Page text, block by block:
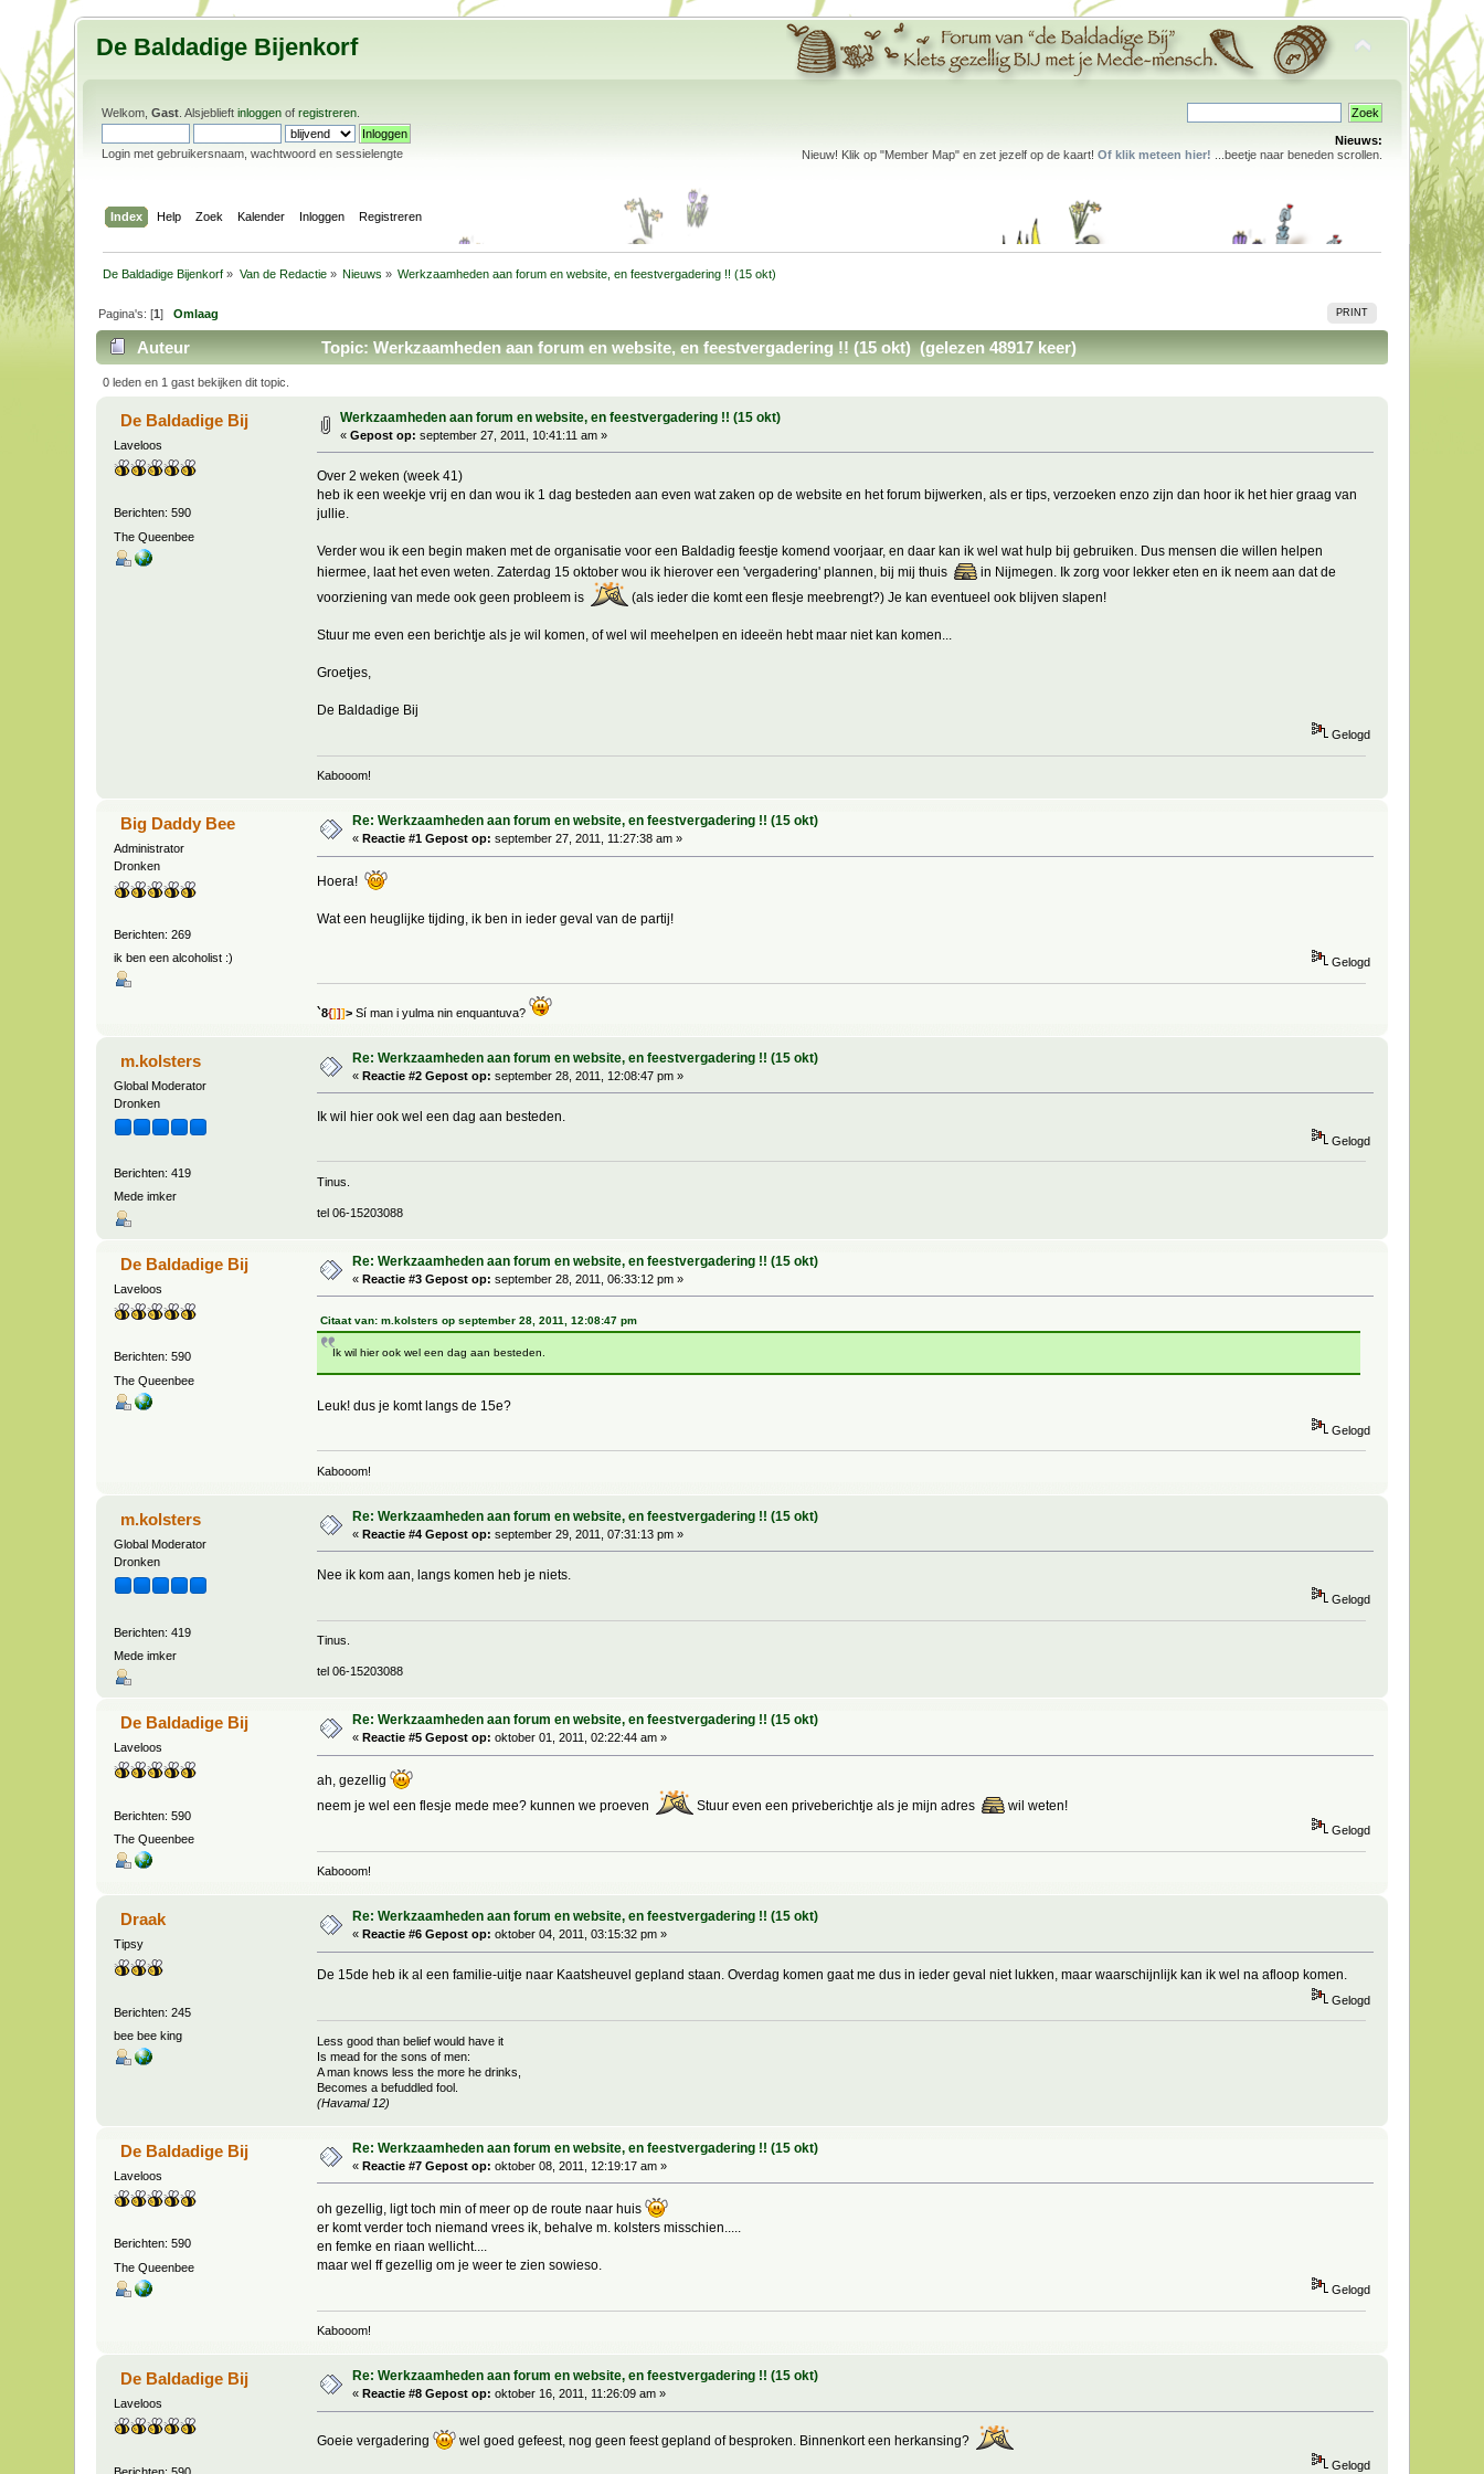
De Baldadige Bijenkorf
Welkom,Gast . Alsjeblieftinloggen ofregistreren
Login met gebruikersnaam, wachtwoord en sessielengte
Nieuws:
Nieuw! Klik op "Member Map" en zet jezelf op de kaart! Of klik meteen hier! ...beetje naar beneden scrollen.
Index Help Zoek Kalender Inloggen Registreren
De Baldadige Bijenkorf » Van de Redactie» Nieuws » Werkzaamheden aan forum en website, en feestvergadering !! (15 okt)
PRINT
Pagina's: [1]Omlaag
Auteur Topic: Werkzaamheden aan forum en website, en feestvergadering !! (15 okt) (gelezen 48917 keer)
0 leden en 1 gast bekijken dit topic.
De Baldadige Bij
Laveloos
Berichten: 590
The Queenbee
Werkzaamheden aan forum en website, en feestvergadering !! (15 okt)
«Gepost op: september 27, 2011, 10:41:11 am »
Over 2 weken (week 41)
heb ik een weekje vrij en dan wou ik 1 dag besteden aan even wat zaken op de website en het forum bijwerken, als er tips, verzoeken enzo zijn dan hoor ik het hier graag van
jullie.
Verder wou ik een begin maken met de organisatie voor een Baldadig feestje komend voorjaar, en daar kan ik wel wat hulp bij gebruiken. Dus mensen die willen helpen
hiermee, laat het even weten. Zaterdag 15 oktober wou ik hierover een 'vergadering' plannen, bij mij thuis
in Nijmegen. Ik zorg voor lekker eten en ik neem aan dat de
voorziening van mede ook geen probleem is
(als ieder die komt een flesje meebrengt?) Je kan eventueel ook blijven slapen!
Stuur me even een berichtje als je wil komen, of wel wil meehelpen en ideeën hebt maar niet kan komen...
Groetjes,
De Baldadige Bij
Gelogd
Kabooom!
Big Daddy Bee
Administrator
Dronken
Berichten: 269
ik ben een alcoholist :)
Re: Werkzaamheden aan forum en website, en feestvergadering !! (15 okt)
« Reactie #1 Gepost op: september 27, 2011, 11:27:38 am »
Hoera!
Wat een heuglijke tijding, ik ben in ieder geval van de partij!
Gelogd
`8{]]]>Sí man i yulma nin enquantuva?
m.kolsters
Global Moderator
Dronken
Berichten: 419
Mede imker
Re: Werkzaamheden aan forum en website, en feestvergadering !! (15 okt)
«Reactie #2 Gepost op: september 28, 2011, 12:08:47 pm »
Ik wil hier ook wel een dag aan besteden.
Gelogd
Tinus.
tel 06-15203088
De Baldadige Bij
Laveloos
Berichten: 590
The Queenbee
Re: Werkzaamheden aan forum en website, en feestvergadering !! (15 okt)
«Reactie #3 Gepost op: september 28, 2011, 06:33:12 pm »
Citaat van: m.kolsters op september 28, 2011, 12:08:47 pm
Ik wil hier ook wel een dag aan besteden.
Leuk! dus je komt langs de 15e?
Gelogd
Kabooom!
m.kolsters
Global Moderator
Dronken
Berichten: 419
Mede imker
Re: Werkzaamheden aan forum en website, en feestvergadering !! (15 okt)
«Reactie #4 Gepost op: september 29, 2011, 07:31:13 pm »
Nee ik kom aan, langs komen heb je niets.
Gelogd
Tinus.
tel 06-15203088
De Baldadige Bij
Laveloos
Berichten: 590
The Queenbee
Re: Werkzaamheden aan forum en website, en feestvergadering !! (15 okt)
«Reactie #5 Gepost op: oktober 01, 2011, 02:22:44 am »
ah, gezellig
neem je wel een flesje mede mee? kunnen we proeven
Stuur even een priveberichtje als je mijn adres wil weten!
Gelogd
Kabooom!
Draak
Tipsy
Berichten: 245
bee bee king
Re: Werkzaamheden aan forum en website, en feestvergadering !! (15 okt)
« Reactie #6 Gepost op: oktober 04, 2011, 03:15:32 pm »
De 15de heb ik al een familie-uitje naar Kaatsheuvel gepland staan. Overdag komen gaat me dus in ieder geval niet lukken, maar waarschijnlijk kan ik wel na afloop komen.
Gelogd
Less good than belief would have it
Is mead for the sons of men:
A man knows less the more he drinks,
Becomes a befuddled fool.
(Havamal 12)
De Baldadige Bij
Laveloos
Berichten: 590
The Queenbee
Re: Werkzaamheden aan forum en website, en feestvergadering !! (15 okt)
«Reactie #7 Gepost op: oktober 08, 2011, 12:19:17 am »
oh gezellig, ligt toch min of meer op de route naar huis
er komt verder toch niemand vrees ik, behalve m. kolsters misschien.....
en femke en riaan wellicht....
maar wel ff gezellig om je weer te zien sowieso.
Gelogd
Kabooom!
De Baldadige Bij
Laveloos
Re: Werkzaamheden aan forum en website, en feestvergadering !! (15 okt)
«Reactie #8 Gepost op: oktober 16, 2011, 11:26:09 am »
Goeie vergadering wel goed gefeest, nog geen feest gepland of besproken. Binnenkort een herkansing?
Gelogd